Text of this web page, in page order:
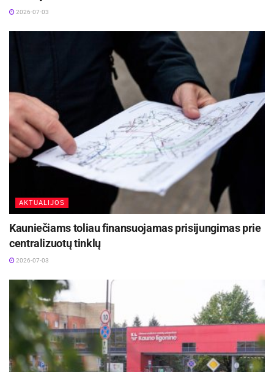
2026-07-03
AKTUALIJOS
Kauniečiams toliau finansuojamas prisijungimas prie
centralizuotų tinklų
2026-07-03